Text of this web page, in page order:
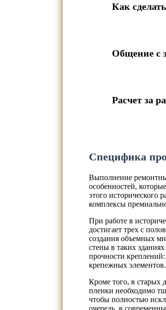
Как
Общение с
Расчет за
Специфика
Выполнение
особенностей,
этого исторического
комплексы
При работе в
достигает трех с
создания объемных
стены в таких
прочности
крепежных элементов.
Кроме того, в старых
пленки необходимо
чтобы полностью
очередь, в